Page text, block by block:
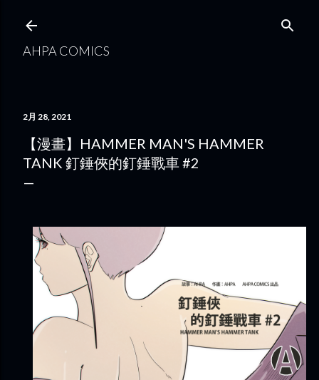
AHPA COMICS
2月 28, 2021
【漫畫】HAMMER MAN'S HAMMER
TANK 釘錘俠的釘錘戰車 #2